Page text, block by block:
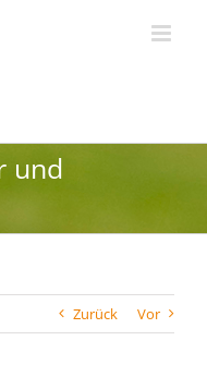
und
Zurück Vor